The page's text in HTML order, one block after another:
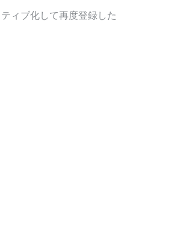
ィブ化して再度登録した